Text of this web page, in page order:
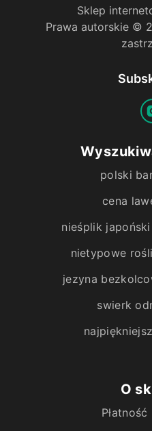
Sklep
Prawa autorskie ©
polski
cena
nieśplik
nietypowe
jezyna
swierk
O